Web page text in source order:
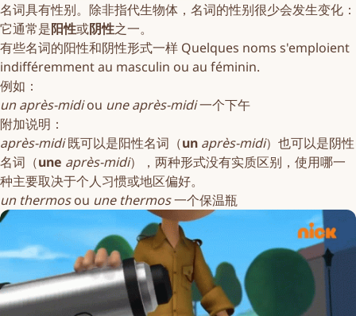
名词具有性别。除非指代生物体，名词的性别很少会发生变化：
它通常是阳性或阴性之一。
有些名词的阳性和阴性形式一样 Quelques noms s'emploient
indifféremment au masculin ou au féminin.
例如：
unaprès-midiou uneaprès-midi一个下午
附加说明：
après-midi既可以是阳性名词（un après-midi）也可以是阴性
名词（une après-midi），两种形式没有实质区别，使用哪一
种主要取决于个人习惯或地区偏好。
un thermosou une thermos一个保温瓶